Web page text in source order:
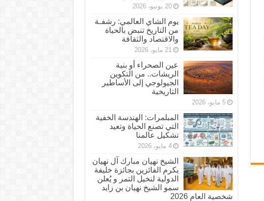
20 يونيو، 2026
يوم الشاي العالمي: رشفـة
من التاريخ تنبض بالحياة
والاقتصاد والثقافة
21 مايو، 2026
عين الصحراء أو بنية
الريشات.. من التكوين
الجيولوجي إلى الأساطير
التاريخية
5 مايو، 2026
المبلمرات: الهندسة الخفية
التي تصنع الحياة وتعيد
تشكيل عالمنا
4 مايو، 2026
الشيخ نهيان مبارك آل نهيان
يكرم الفائزين بجائزة خليفة
الدولية لنخيل التمر و يُعلن
سمو الشيخ نهيان بن زايد
شخصية العام 2026